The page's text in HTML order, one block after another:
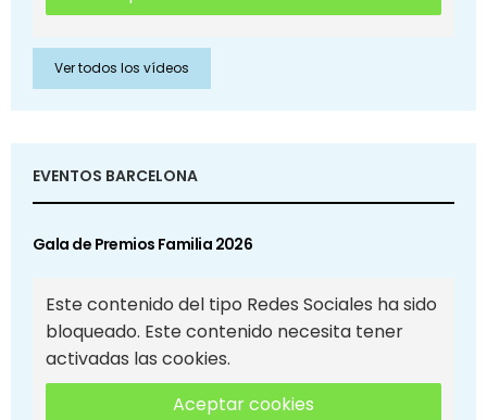
Ver todos los vídeos
EVENTOS BARCELONA
Gala de Premios Familia 2026
Este contenido del tipo Redes Sociales ha sido
bloqueado. Este contenido necesita tener
activadas las cookies.
Aceptar cookies